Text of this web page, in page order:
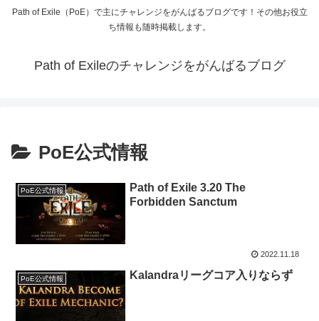
Path of Exile（PoE）で主にチャレンジをがんばるブログです！その他お役立
ち情報も随時掲載します。
Path of Exileのチャレンジをがんばるブログ
PoE公式情報
PoE公式情報
Path of Exile 3.20 The
Forbidden Sanctum
2022.11.18
PoE公式情報 Kalandraリーグコア入りならず